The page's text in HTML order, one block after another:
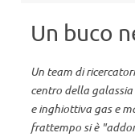
Un buco
Un team di
centro della
e inghiottiva gas e
frattempo si è